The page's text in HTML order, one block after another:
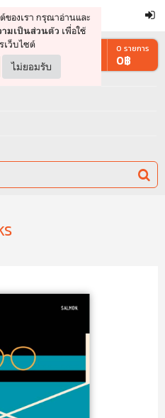
อ
ของเรา กรุณาอ่านและ
มเป็นส่วนตัว เพื่อใช้
เว็บไซต์
ไม่ยอมรับ
0 รายการ
0฿